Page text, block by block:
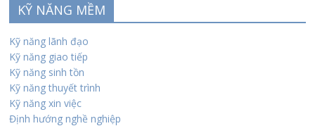
KỸ NĂNG MỀM
Kỹ năng lãnh đạo
Kỹ năng giao tiếp
Kỹ năng sinh tồn
Kỹ năng thuyết trình
Kỹ năng xin việc
Định hướng nghề nghiệp